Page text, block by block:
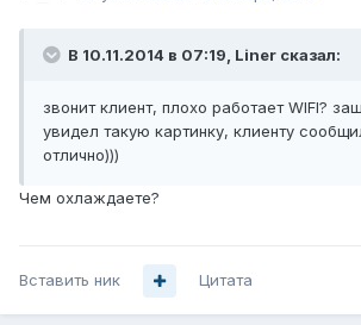
В 10.11.2014 в 07:19, Liner сказал:
звонит клиент, плохо работает WIFI?
увидел такую картинку, клиенту
отлично)))
Чем охлаждаете?
Вставить ник Цитата